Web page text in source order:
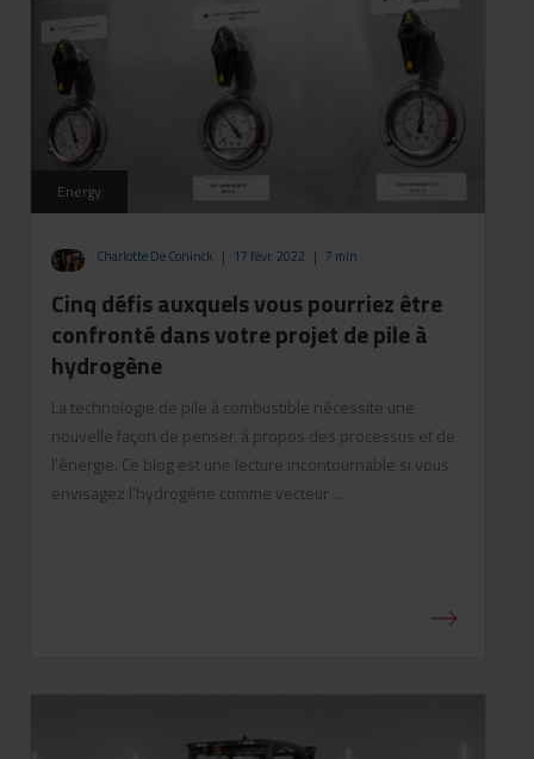
Energy
Charlotte De Coninck | 17 févr. 2022 | 7 min
Cinq défis auxquels vous pourriez être
confronté dans votre projet de pile à
hydrogène
La technologie de pile à combustible nécessite une
nouvelle façon de penser, à propos des processus et de
l'énergie. Ce blog est une lecture incontournable si vous
envisagez l'hydrogène comme vecteur ...